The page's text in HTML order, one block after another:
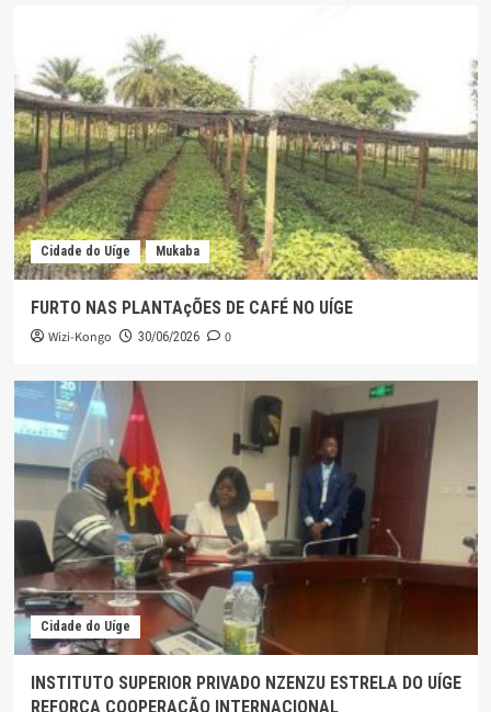
Cidade do Uíge Mukaba
FURTO NAS PLANTAçÕES DE CAFÉ NO UÍGE
Wizi-Kongo 30/06/2026 0
Cidade do Uíge
INSTITUTO SUPERIOR PRIVADO NZENZU ESTRELA DO UÍGE
REFORÇA COOPERAÇÃO INTERNACIONAL